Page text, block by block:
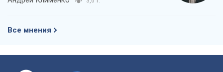
Все мнения